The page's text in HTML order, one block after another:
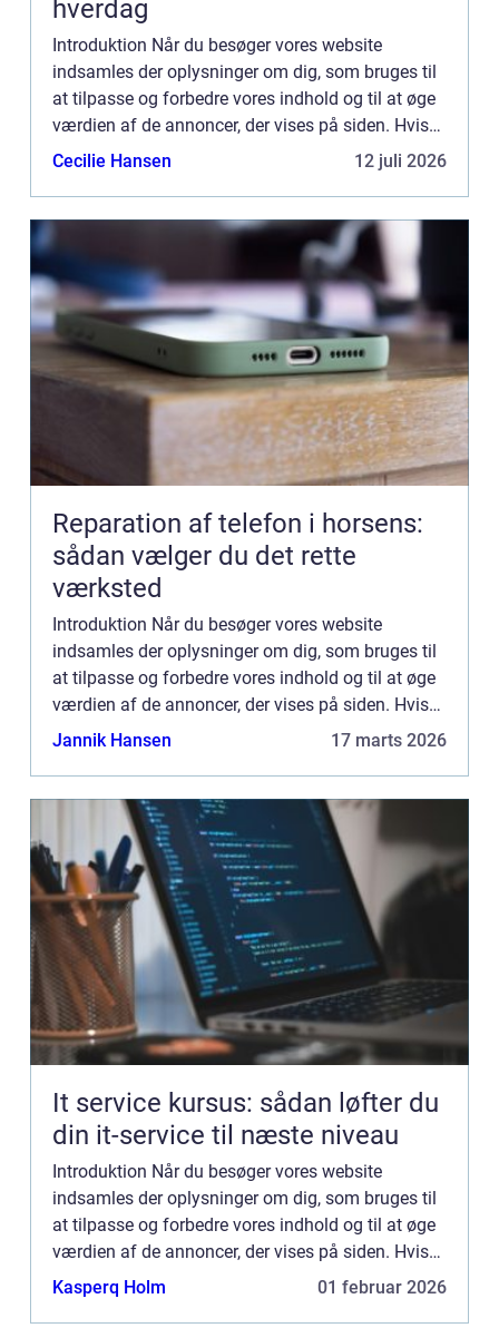
hverdag
Introduktion Når du besøger vores website
indsamles der oplysninger om dig, som bruges til
at tilpasse og forbedre vores indhold og til at øge
værdien af de annoncer, der vises på siden. Hvis
du ikke ønsker, at der indsamles oplysninger, bør
Cecilie Hansen 12 juli 2026
Reparation af telefon i horsens:
sådan vælger du det rette
værksted
Introduktion Når du besøger vores website
indsamles der oplysninger om dig, som bruges til
at tilpasse og forbedre vores indhold og til at øge
værdien af de annoncer, der vises på siden. Hvis
du ikke ønsker, at der indsamles oplysninger, bør
Jannik Hansen 17 marts 2026
It service kursus: sådan løfter du
din it-service til næste niveau
Introduktion Når du besøger vores website
indsamles der oplysninger om dig, som bruges til
at tilpasse og forbedre vores indhold og til at øge
værdien af de annoncer, der vises på siden. Hvis
du ikke ønsker, at der indsamles oplysninger, bør
Kasperq Holm 01 februar 2026